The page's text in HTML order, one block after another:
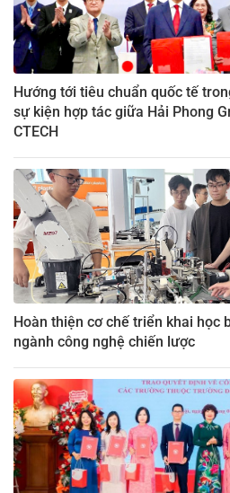
Hướng tới tiêu chuẩn quốc tế
sự kiện hợp tác giữa Hải Phong
CTECH
Hoàn thiện cơ chế triển khai học
ngành công nghệ chiến lược